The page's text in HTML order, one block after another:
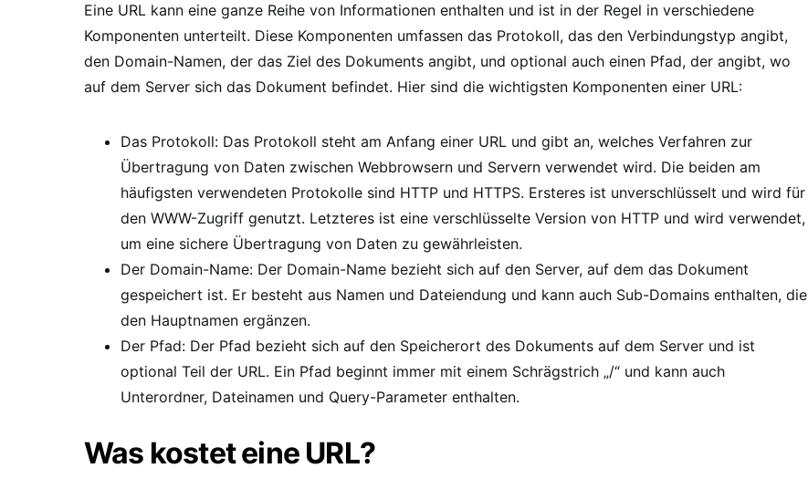
Eine URL kann eine ganze Reihe von Informationen enthalten und ist in der Regel in verschiedene
Komponenten unterteilt. Diese Komponenten umfassen das Protokoll, das den Verbindungstyp angibt,
den Domain-Namen, der das Ziel des Dokuments angibt, und optional auch einen Pfad, der angibt, wo
auf dem Server sich das Dokument befindet. Hier sind die wichtigsten Komponenten einer URL:
Das Protokoll: Das Protokoll steht am Anfang einer URL und gibt an, welches Verfahren zur
Übertragung von Daten zwischen Webbrowsern und Servern verwendet wird. Die beiden am
häufigsten verwendeten Protokolle sind HTTP und HTTPS. Ersteres ist unverschlüsselt und wird für
den WWW-Zugriff genutzt. Letzteres ist eine verschlüsselte Version von HTTP und wird verwendet,
um eine sichere Übertragung von Daten zu gewährleisten.
Der Domain-Name: Der Domain-Name bezieht sich auf den Server, auf dem das Dokument
gespeichert ist. Er besteht aus Namen und Dateiendung und kann auch Sub-Domains enthalten, die
den Hauptnamen ergänzen.
Der Pfad: Der Pfad bezieht sich auf den Speicherort des Dokuments auf dem Server und ist
optional Teil der URL. Ein Pfad beginnt immer mit einem Schrägstrich „/“ und kann auch
Unterordner, Dateinamen und Query-Parameter enthalten.
Was kostet eine URL?